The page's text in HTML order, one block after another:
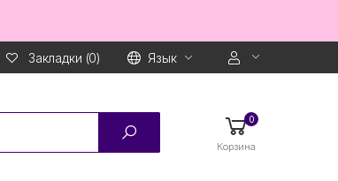
Закладки (0) Язык
0
Корзина